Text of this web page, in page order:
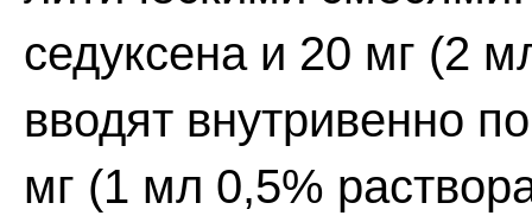
седуксена и 20 мг (2
вводят внутривенно
мг (1 мл 0,5%